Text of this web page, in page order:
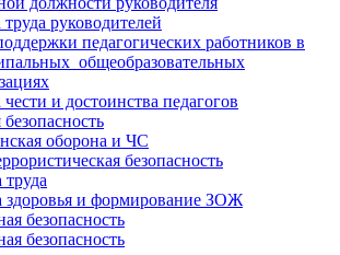
руководителей
педагогических работников в
общеобразовательных
и достоинства педагогов
оборона и ЧС
безопасность
здоровья и формирование ЗОЖ
безопасность
безопасность